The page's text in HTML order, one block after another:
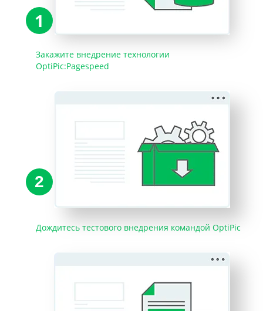
1
Закажите внедрение технологии
OptiPic:Pagespeed
2
Дождитесь тестового внедрения командой OptiPic